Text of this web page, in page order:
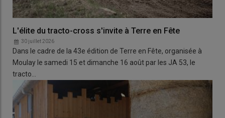
L'élite du tracto-cross s'invite à Terre en Fête
30 juillet 2026
Dans le cadre de la 43e édition de Terre en Fête, organisée à
Moulay le samedi 15 et dimanche 16 août par les JA 53, le
tracto…